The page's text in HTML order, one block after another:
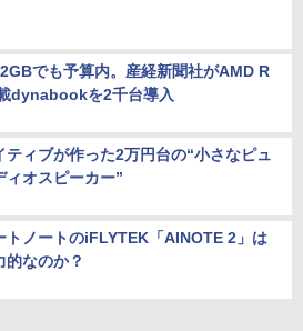
でも予算内。産経新聞社がAMD R
dynabookを2千台導入
ティブが作った2万円台の“小さなピュ
ィオスピーカー”
トノートのiFLYTEK「AINOTE 2」は
的なのか？